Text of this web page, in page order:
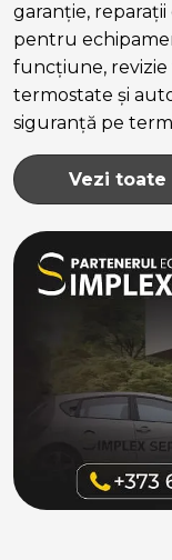
garanție,
pentru
funcțiune, revizie
termostate și
siguranță pe
Vezi